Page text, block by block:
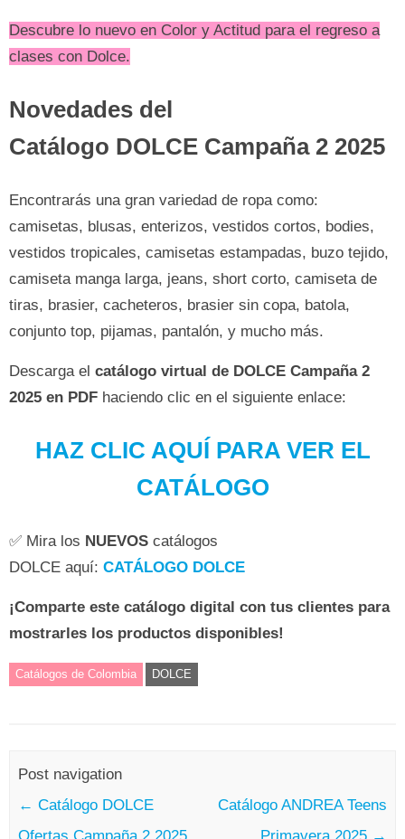
Descubre lo nuevo en Color y Actitud para el regreso a
clases con Dolce.
Novedades del
Catálogo DOLCE Campaña 2 2025
Encontrarás una gran variedad de ropa como:
camisetas, blusas, enterizos, vestidos cortos, bodies,
vestidos tropicales, camisetas estampadas, buzo tejido,
camiseta manga larga, jeans, short corto, camiseta de
tiras, brasier, cacheteros, brasier sin copa, batola,
conjunto top, pijamas, pantalón, y mucho más.
Descarga el catálogo virtual de DOLCE Campaña 2
2025 en PDF haciendo clic en el siguiente enlace:
HAZ CLIC AQUÍ PARA VER EL
CATÁLOGO
✅ Mira los NUEVOS catálogos
DOLCE aquí: CATÁLOGO DOLCE
¡Comparte este catálogo digital con tus clientes para
mostrarles los productos disponibles!
Catálogos de Colombia DOLCE
Post navigation
← Catálogo DOLCE
Ofertas Campaña 2 2025
Catálogo ANDREA Teens
Primavera 2025 →